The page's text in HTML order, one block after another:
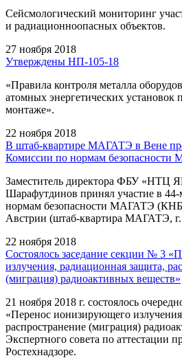
Сейсмологический мониторинг
и радиационноопасных объектов.
27 ноября 2018
Утверждены НП-105-18
«Правила контроля металла
атомных энергетических установок
монтаже».
22 ноября 2018
В штаб-квартире МАГАТЭ в Вене
Комиссии по нормам
Заместитель директора ФБУ «НТЦ
Шарафутдинов принял участие в
нормам безопасности МАГАТЭ
Австрии (штаб-квартира МАГАТЭ, г.
22 ноября 2018
Состоялось заседание секции № 3
излучения, радиационная защита,
(миграция) радиоактивных веществ»
21 ноября 2018 г. состоялось
«Перенос ионизирующего
распространение (миграция)
Экспертного совета по аттестации
Ростехнадзоре.